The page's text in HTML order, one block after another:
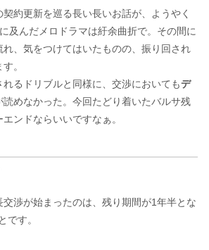
契約更新を巡る長い長いお話が、ようやく
及んだメロドラマは紆余曲折で。その間に
、気をつけてはいたものの、振り回され
。
るドリブルと同様に、交渉においてもデ
読めなかった。今回たどり着いたバルサ残
ンドならいいですなぁ。
交渉が始まったのは、残り期間が1年半とな
です。